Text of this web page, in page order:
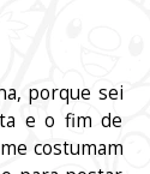
porque sei
e o fim de
costumam